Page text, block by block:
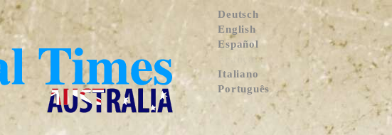
Deutsch
English
Español
Français
Italiano
Português